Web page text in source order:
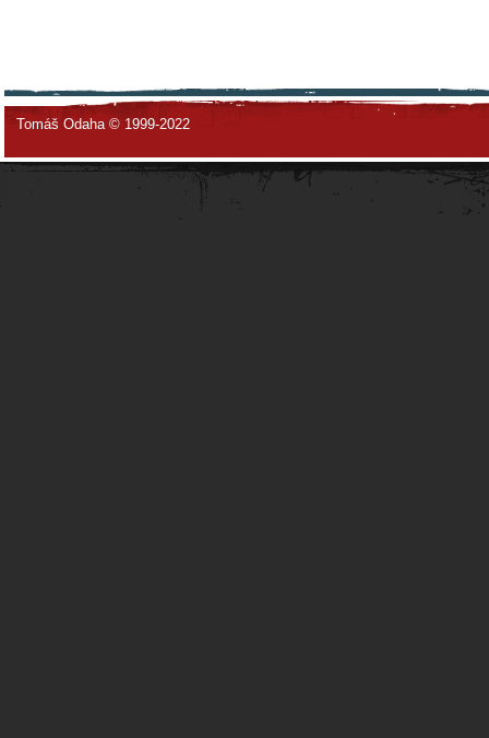
Tomáš Odaha © 1999-2022